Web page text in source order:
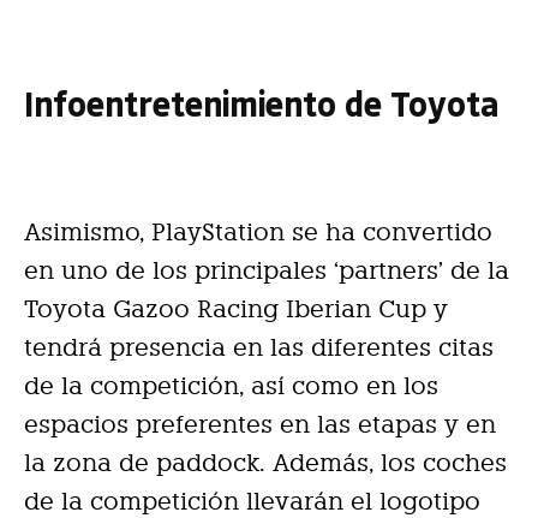
Infoentretenimiento de Toyota
Asimismo, PlayStation se ha convertido
en uno de los principales ‘partners’ de la
Toyota Gazoo Racing Iberian Cup y
tendrá presencia en las diferentes citas
de la competición, así como en los
espacios preferentes en las etapas y en
la zona de paddock. Además, los coches
de la competición llevarán el logotipo